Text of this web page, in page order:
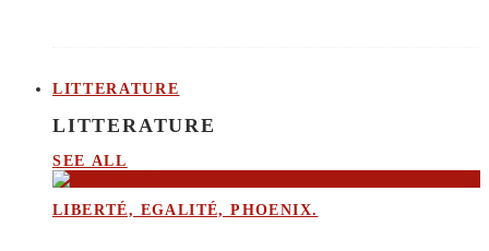
LITTERATURE
LITTERATURE
SEE ALL
LIBERTÉ, EGALITÉ, PHOENIX.